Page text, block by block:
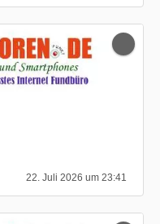
22. Juli 2026 um 23:41